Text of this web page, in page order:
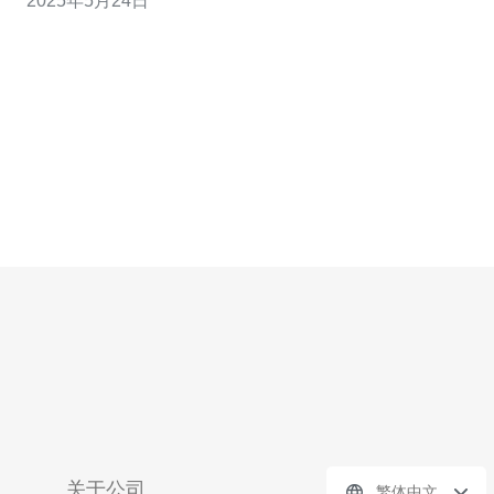
供了可靠的网络基础设施支持。 大带宽服务器3482.c致力
关于公司